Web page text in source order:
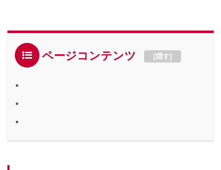
ページコンテンツ [隠す]